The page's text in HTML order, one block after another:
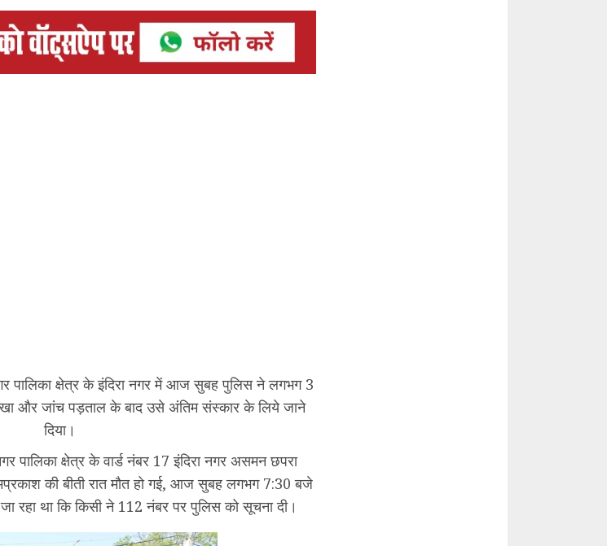
पालिका क्षेत्र के इंदिरा नगर में आज सुबह पुलिस ने लगभग 3
और जांच पड़ताल के बाद उसे अंतिम संस्कार के लिये जाने
दिया।
पालिका क्षेत्र के वार्ड नंबर 17 इंदिरा नगर असमन छपरा
की बीती रात मौत हो गई, आज सुबह लगभग 7:30 बजे
रहा था कि किसी ने 112 नंबर पर पुलिस को सूचना दी।